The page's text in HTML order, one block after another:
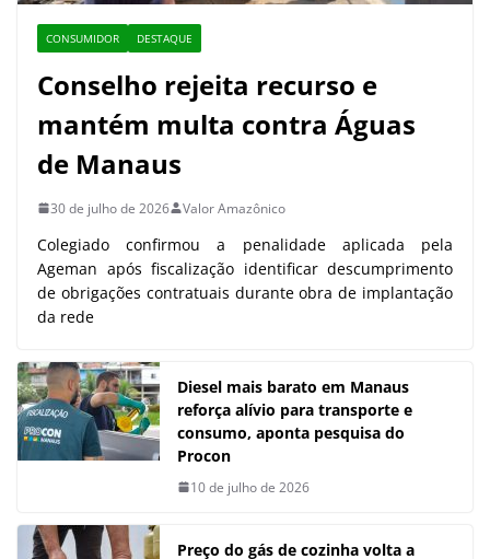
CONSUMIDOR DESTAQUE
Conselho rejeita recurso e
mantém multa contra Águas
de Manaus
30 de julho de 2026 Valor Amazônico
Colegiado confirmou a penalidade aplicada pela
Ageman após fiscalização identificar descumprimento
de obrigações contratuais durante obra de implantação
da rede
Diesel mais barato em Manaus
reforça alívio para transporte e
consumo, aponta pesquisa do
Procon
10 de julho de 2026
Preço do gás de cozinha volta a